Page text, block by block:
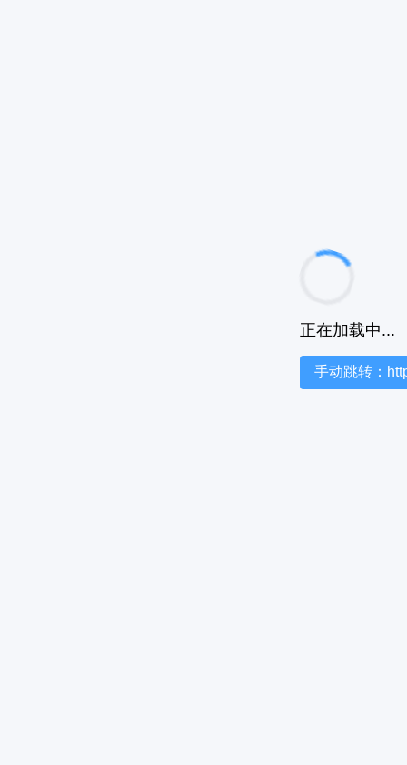
正在加载中...
手动跳转：